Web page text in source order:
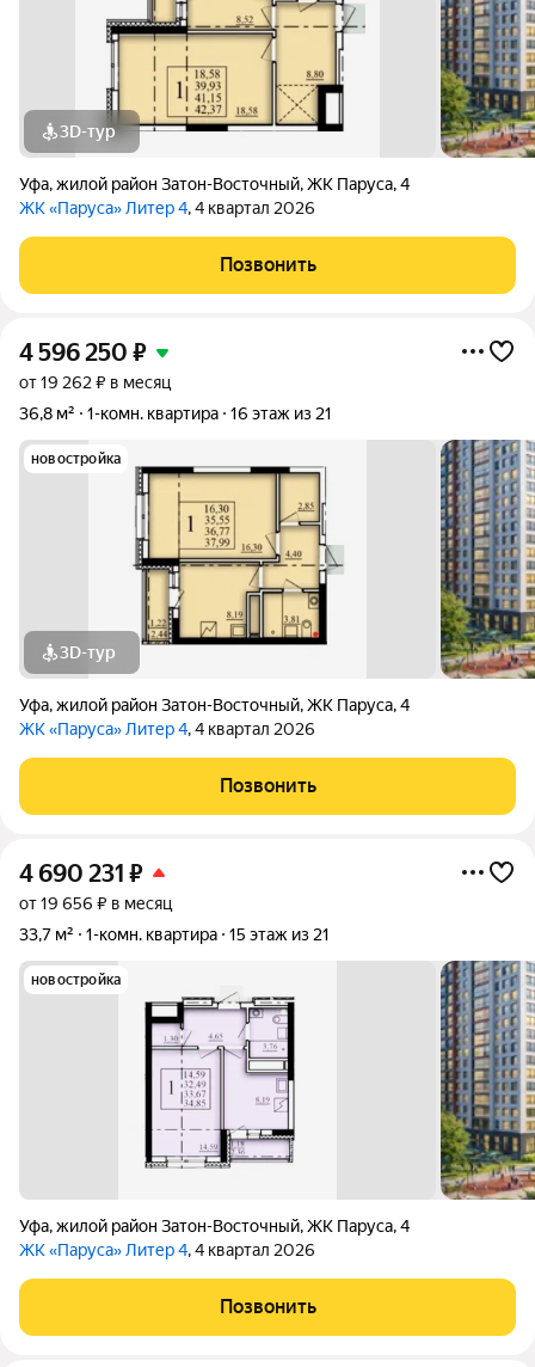
3D-тур
Уфа,жилой район Затон-Восточный,ЖК Паруса,4
ЖК «Паруса» Литер 4, 4 квартал 2026
Позвонить
4 596 250 ₽
от 19 262 ₽ в месяц
36,8 м²
1-комн. квартира 16 этаж из 21
новостройка
3D-тур
Уфа,жилой район Затон-Восточный,ЖК Паруса,4
ЖК «Паруса» Литер 4, 4 квартал 2026
Позвонить
4 690 231 ₽
от 19 656 ₽ в месяц
33,7 м²
1-комн. квартира 15 этаж из 21
новостройка
Уфа,жилой район Затон-Восточный,ЖК Паруса,4
ЖК «Паруса» Литер 4, 4 квартал 2026
Позвонить